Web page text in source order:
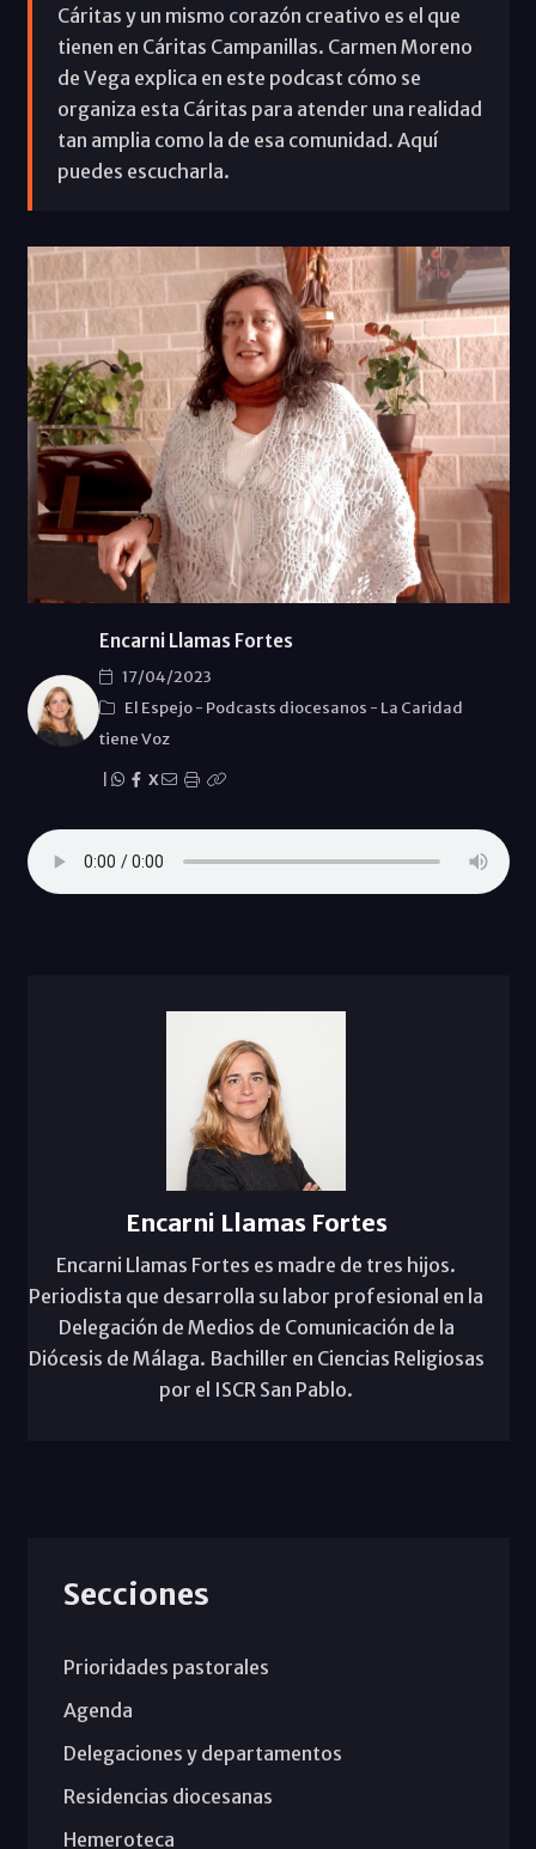
Cáritas y un mismo corazón creativo es el que
tienen en Cáritas Campanillas. Carmen Moreno
de Vega explica en este podcast cómo se
organiza esta Cáritas para atender una realidad
tan amplia como la de esa comunidad. Aquí
puedes escucharla.
Encarni Llamas Fortes
17/04/2023
El Espejo- Podcasts diocesanos - La Caridad
tiene Voz
X
Encarni Llamas Fortes
Encarni Llamas Fortes es madre de tres hijos.
Periodista que desarrolla su labor profesional en la
Delegación de Medios de Comunicación de la
Diócesis de Málaga. Bachiller en Ciencias Religiosas
por el ISCR San Pablo.
Secciones
Prioridades pastorales
Agenda
Delegaciones y departamentos
Residencias diocesanas
Hemeroteca